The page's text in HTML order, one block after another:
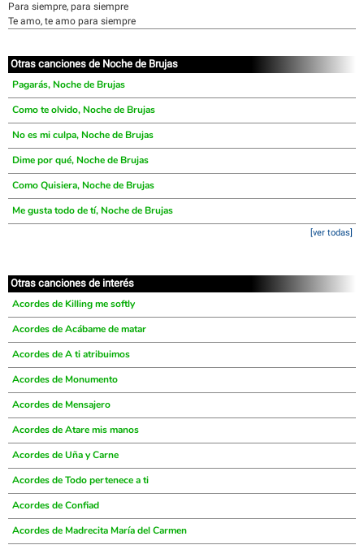
Para siempre, para siempre
Te amo, te amo para siempre
Otras canciones de Noche de Brujas
Pagarás, Noche de Brujas
Como te olvido, Noche de Brujas
No es mi culpa, Noche de Brujas
Dime por qué, Noche de Brujas
Como Quisiera, Noche de Brujas
Me gusta todo de tí, Noche de Brujas
[ver todas]
Otras canciones de interés
Acordes de Killing me softly
Acordes de Acábame de matar
Acordes de A ti atribuimos
Acordes de Monumento
Acordes de Mensajero
Acordes de Atare mis manos
Acordes de Uña y Carne
Acordes de Todo pertenece a ti
Acordes de Confiad
Acordes de Madrecita María del Carmen